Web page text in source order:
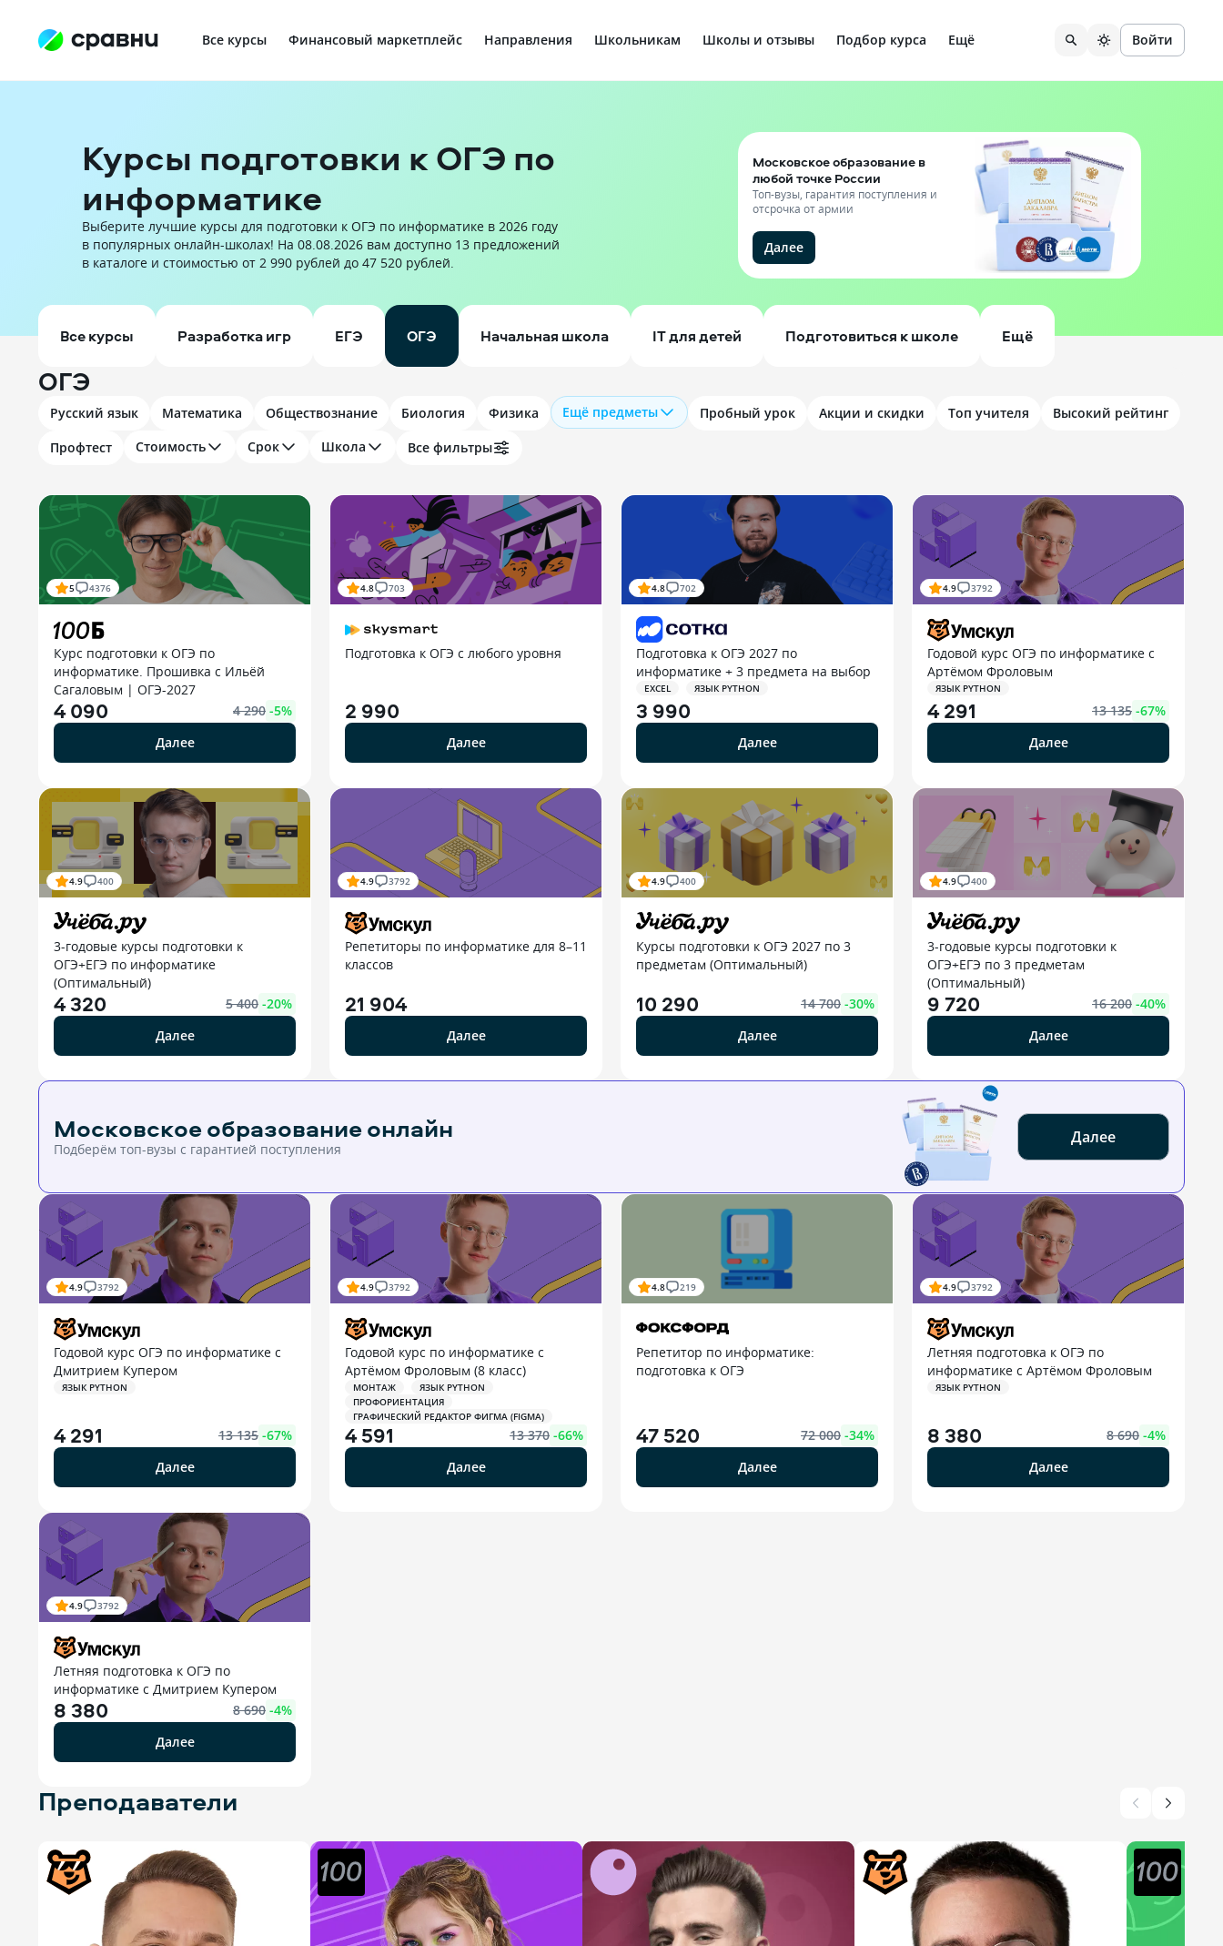
Все курсы Финансовый маркетплейс Направления Школьникам Школы и отзывы Подбор курса Ещё Войти
Курсы подготовки к ОГЭ по
информатике
Выберите лучшие курсы для подготовки к ОГЭ по информатике в 2026 году
в популярных онлайн-школах! На 08.08.2026 вам доступно 13 предложений
в каталоге и стоимостью от 2 990 рублей до 47 520 рублей.
Московское образование в
любой точке России
Топ-вузы, гарантия поступления и
отсрочка от армии
Далее
Все курсы Разработка игр ЕГЭ ОГЭ Начальная школа IT для детей Подготовиться к школе Ещё
ОГЭ
Русский язык Математика Обществознание Биология Физика Ещё предметы Пробный урок Акции и скидки Топ учителя
Высокий рейтинг
Профтест
Стоимость Срок Школа Все фильтры
5 4376
Курс подготовки к ОГЭ по
информатике. Прошивка с Ильёй
Сагаловым | ОГЭ-2027
4 090 4 290 -5%
Далее
4.8 703
Подготовка к ОГЭ с любого уровня
2 990
Далее
4.8 702
Подготовка к ОГЭ 2027 по
информатике + 3 предмета на выбор
EXCEL ЯЗЫК PYTHON
3 990
Далее
4.9 3792
Годовой курс ОГЭ по информатике с
Артёмом Фроловым
ЯЗЫК PYTHON
4 291 13 135 -67%
Далее
4.9 400
3-годовые курсы подготовки к
ОГЭ+ЕГЭ по информатике
(Оптимальный)
4 320 5 400 -20%
Далее
4.9 3792
Репетиторы по информатике для 8–11
классов
21 904
Далее
4.9 400
Курсы подготовки к ОГЭ 2027 по 3
предметам (Оптимальный)
10 290 14 700 -30%
Далее
4.9 400
3-годовые курсы подготовки к
ОГЭ+ЕГЭ по 3 предметам
(Оптимальный)
9 720 16 200 -40%
Далее
Московское образование онлайн
Подберём топ-вузы c гарантией поступления
Далее
4.9 3792
Годовой курс ОГЭ по информатике с
Дмитрием Купером
ЯЗЫК PYTHON
4 291 13 135 -67%
Далее
4.9 3792
Годовой курс по информатике с
Артёмом Фроловым (8 класс)
МОНТАЖ
ЯЗЫК PYTHON
ПРОФОРИЕНТАЦИЯ
ГРАФИЧЕСКИЙ РЕДАКТОР ФИГМА (FIGMA)
4 591 13 370 -66%
Далее
4.8 219
Репетитор по информатике:
подготовка к ОГЭ
47 520 72 000 -34%
Далее
4.9 3792
Летняя подготовка к ОГЭ по
информатике с Артёмом Фроловым
ЯЗЫК PYTHON
8 380 8 690 -4%
Далее
4.9 3792
Летняя подготовка к ОГЭ по
информатике с Дмитрием Купером
8 380 8 690 -4%
Далее
Преподаватели